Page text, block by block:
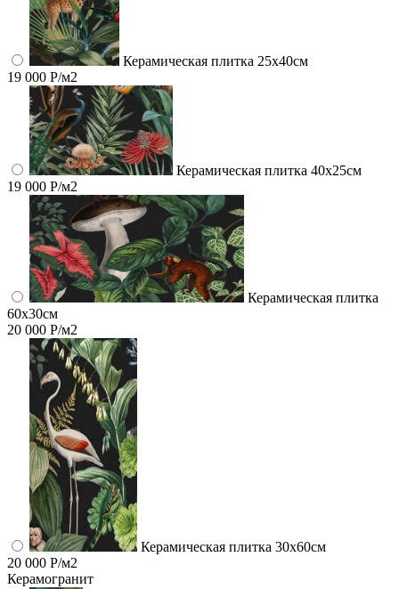
Керамическая плитка 25х40см
19 000 Р/м2
Керамическая плитка 40х25см
19 000 Р/м2
Керамическая плитка
60x30см
20 000 Р/м2
Керамическая плитка 30x60см
20 000 Р/м2
Керамогранит